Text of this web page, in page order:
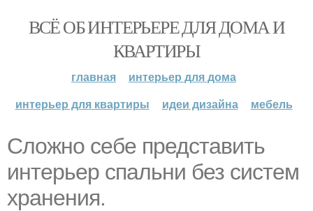
ВСЁ ОБ ИНТЕРЬЕРЕ ДЛЯ ДОМА И
КВАРТИРЫ
главная
интерьер для дома
интерьер для квартиры
идеи дизайна мебель
Сложно себе представить
интерьер спальни без систем
хранения.